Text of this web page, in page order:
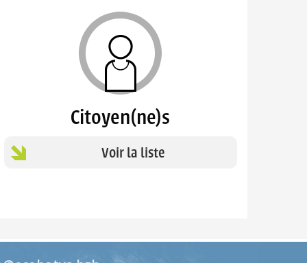
Citoyen(ne)s
Voir la liste